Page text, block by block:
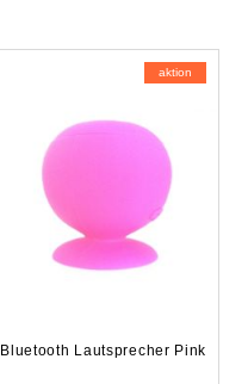
aktion
Bluetooth Lautsprecher Pink